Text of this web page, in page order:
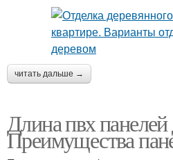
читать дальше →
Длина пвх панелей
Преимущества